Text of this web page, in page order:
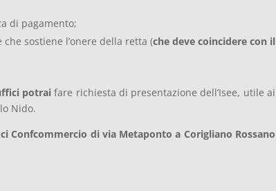
di pagamento;
sostiene l’onere della retta (che deve coincidere con il
potrai fare richiesta di presentazione dell’Isee, utile ai
Nido.
Confcommercio di via Metaponto a Corigliano Rossano